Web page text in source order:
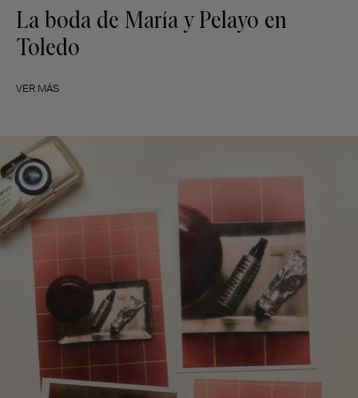
La boda de María y Pelayo en
Toledo
VER MÁS